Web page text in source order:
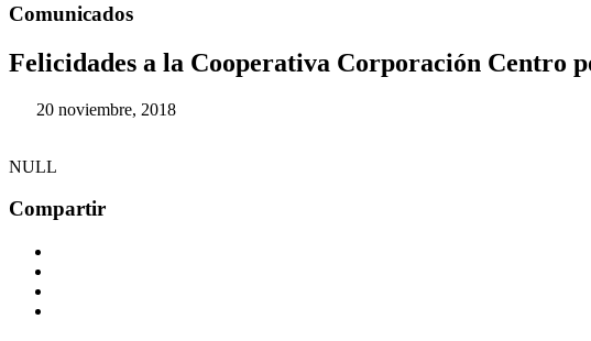
Comunicados
Felicidades a la Cooperativa Corporación Centro
20 noviembre, 2018
NULL
Compartir